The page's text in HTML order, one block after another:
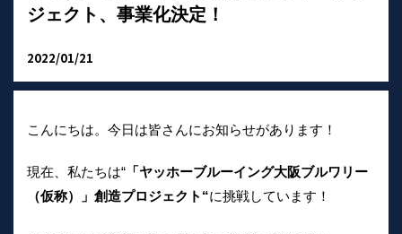
ジェクト、事業化決定！
2022/01/21
こんにちは。今日は皆さんにお知らせがあります！
現在、私たちは“ 「ヤッホーブルーイング大阪ブルワリー
（仮称）」創造プロジェクト“に挑戦しています！